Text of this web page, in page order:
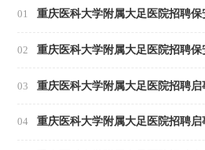
01
02
03 重庆医科大学附属大足医院招聘启
04 重庆医科大学附属大足医院招聘启